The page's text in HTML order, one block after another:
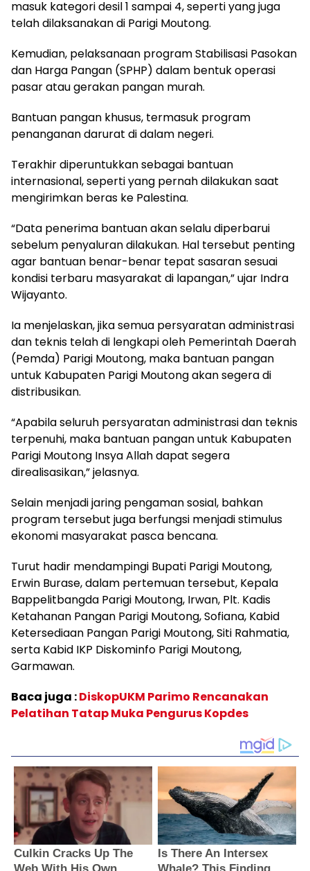
masuk kategori desil 1 sampai 4, seperti yang juga
telah dilaksanakan di Parigi Moutong.
Kemudian, pelaksanaan program Stabilisasi Pasokan
dan Harga Pangan (SPHP) dalam bentuk operasi
pasar atau gerakan pangan murah.
Bantuan pangan khusus, termasuk program
penanganan darurat di dalam negeri.
Terakhir diperuntukkan sebagai bantuan
internasional, seperti yang pernah dilakukan saat
mengirimkan beras ke Palestina.
“Data penerima bantuan akan selalu diperbarui
sebelum penyaluran dilakukan. Hal tersebut penting
agar bantuan benar-benar tepat sasaran sesuai
kondisi terbaru masyarakat di lapangan,” ujar Indra
Wijayanto.
Ia menjelaskan, jika semua persyaratan administrasi
dan teknis telah di lengkapi oleh Pemerintah Daerah
(Pemda) Parigi Moutong, maka bantuan pangan
untuk Kabupaten Parigi Moutong akan segera di
distribusikan.
“Apabila seluruh persyaratan administrasi dan teknis
terpenuhi, maka bantuan pangan untuk Kabupaten
Parigi Moutong Insya Allah dapat segera
direalisasikan,” jelasnya.
Selain menjadi jaring pengaman sosial, bahkan
program tersebut juga berfungsi menjadi stimulus
ekonomi masyarakat pasca bencana.
Turut hadir mendampingi Bupati Parigi Moutong,
Erwin Burase, dalam pertemuan tersebut, Kepala
Bappelitbangda Parigi Moutong, Irwan, Plt. Kadis
Ketahanan Pangan Parigi Moutong, Sofiana, Kabid
Ketersediaan Pangan Parigi Moutong, Siti Rahmatia,
serta Kabid IKP Diskominfo Parigi Moutong,
Garmawan.
Baca juga :DiskopUKM Parimo Rencanakan
Pelatihan Tatap Muka Pengurus Kopdes